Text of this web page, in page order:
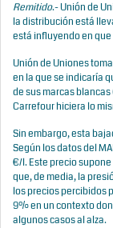
Remitido.- Unión de
la distribución está
está influyendo en
Unión de Uniones
en la que se indicaría
de sus marcas
Carrefour hiciera lo
Sin embargo, esta
Según los datos del
€/l. Este precio
que, de media, la
los precios percibidos
9% en un contexto
algunos casos al alza.